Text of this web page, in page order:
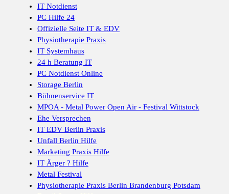
IT Notdienst
PC Hilfe 24
Offizielle Seite IT & EDV
Physiotherapie Praxis
IT Systemhaus
24 h Beratung IT
PC Notdienst Online
Storage Berlin
Bühnenservice IT
MPOA - Metal Power Open Air - Festival Wittstock
Ehe Versprechen
IT EDV Berlin Praxis
Unfall Berlin Hilfe
Marketing Praxis Hilfe
IT Ärger ? Hilfe
Metal Festival
Physiotherapie Praxis Berlin Brandenburg Potsdam